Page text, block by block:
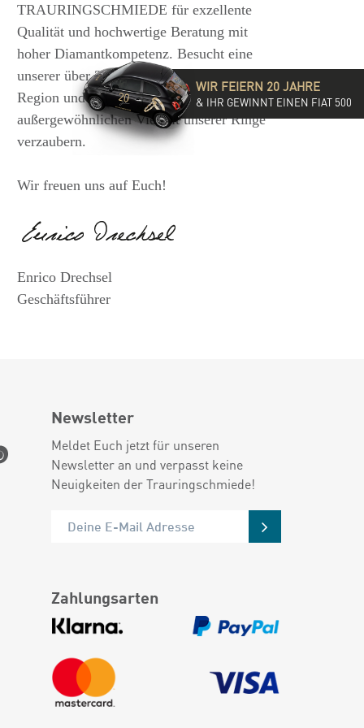
TRAURINGSCHMIEDE für exzellente
Qualität und hochwertige Beratung mit
hoher Diamantkompetenz. Besucht eine
unserer über 35 Filialen in der DACH-
Region und lasst Euch von der
außergewöhnlichen Vielfalt unserer Ringe
verzaubern.
Wir freuen uns auf Euch!
Enrico Drechsel
Geschäftsführer
Newsletter
Meldet Euch jetzt für unseren
Newsletter an und verpasst keine
Neuigkeiten der Trauringschmiede!
Zahlungsarten
WIR FEIERN 20 JAHRE
& IHR GEWINNT EINEN FIAT 500